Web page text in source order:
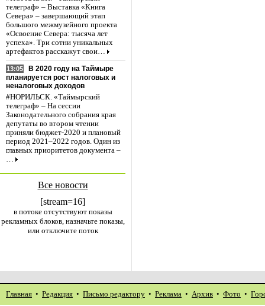
телеграф» – Выставка «Книга
Севера» – завершающий этап
большого межмузейного проекта
«Освоение Севера: тысяча лет
успеха». Три сотни уникальных
артефактов расскажут свои…
13:05
В 2020 году на Таймыре
планируется рост налоговых и
неналоговых доходов
#НОРИЛЬСК. «Таймырский
телеграф» – На сессии
Законодательного собрания края
депутаты во втором чтении
приняли бюджет-2020 и плановый
период 2021–2022 годов. Один из
главных приоритетов документа –
…
Все новости
[stream=16]
в потоке отсутствуют показы
рекламных блоков, назначьте показы,
или отключите поток
Главная • Редакция • Письмо редактору • Реклама • Архив • Фото •